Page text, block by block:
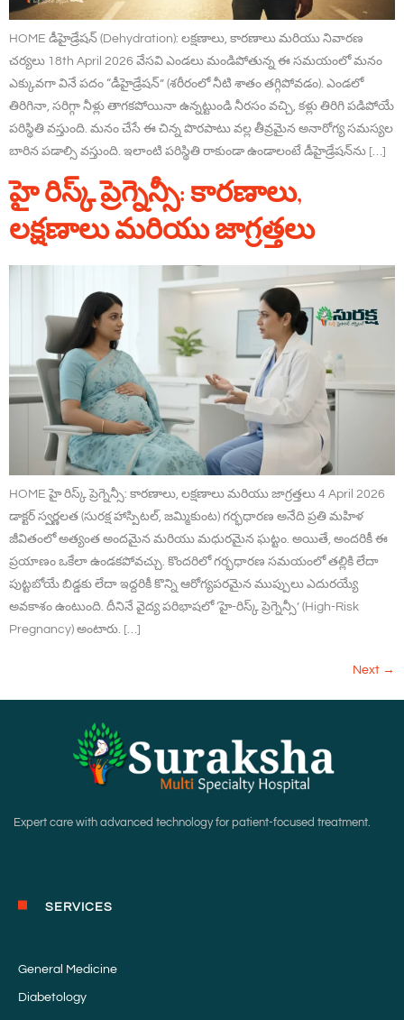
HOME డీహైడ్రేషన్ (Dehydration): లక్షణాలు, కారణాలు మరియు నివారణ
చర్యలు 18th April 2026 వేసవి ఎండలు మండిపోతున్న ఈ సమయంలో మనం
ఎక్కువగా వినే పదం “డీహైడ్రేషన్” (శరీరంలో నీటి శాతం తగ్గిపోవడం). ఎండలో
తిరిగినా, సరిగ్గా నీళ్లు తాగకపోయినా ఉన్నట్టుండి నీరసం వచ్చి, కళ్లు తిరిగి పడిపోయే
పరిస్థితి వస్తుంది. మనం చేసే ఈ చిన్న పొరపాటు వల్ల తీవ్రమైన అనారోగ్య సమస్యల
బారిన పడాల్సి వస్తుంది. ఇలాంటి పరిస్థితి రాకుండా ఉండాలంటే డీహైడ్రేషన్‌ను […]
హై రిస్క్ ప్రెగ్నెన్సీ: కారణాలు,
లక్షణాలు మరియు జాగ్రత్తలు
HOME హై రిస్క్ ప్రెగ్నెన్సీ: కారణాలు, లక్షణాలు మరియు జాగ్రత్తలు 4 April 2026
డాక్టర్ స్వర్ణలత (సురక్ష హాస్పిటల్, జమ్మికుంట) గర్భధారణ అనేది ప్రతి మహిళ
జీవితంలో అత్యంత అందమైన మరియు మధురమైన ఘట్టం. అయితే, అందరికీ ఈ
ప్రయాణం ఒకేలా ఉండకపోవచ్చు. కొందరిలో గర్భధారణ సమయంలో తల్లికి లేదా
పుట్టబోయే బిడ్డకు లేదా ఇద్దరికీ కొన్ని ఆరోగ్యపరమైన ముప్పులు ఎదురయ్యే
అవకాశం ఉంటుంది. దీనినే వైద్య పరిభాషలో ‘హై-రిస్క్ ప్రెగ్నెన్సీ’ (High-Risk
Pregnancy) అంటారు. […]
Next →
Expert care with advanced technology for patient-focused treatment.
SERVICES
General Medicine
Diabetology